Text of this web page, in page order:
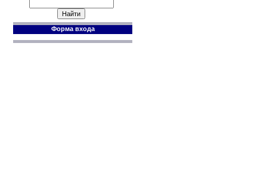
Форма входа